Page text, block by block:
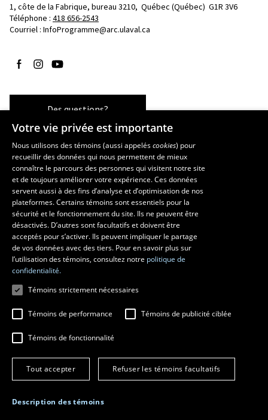
1, côte de la Fabrique, bureau 3210, Québec (Québec)  G1R 3V6
Téléphone : 418 656-2543
Courriel : InfoProgramme@arc.ulaval.ca
Suivez-nous sur Facebook
Suivez-nous sur Instagram
Suivez-nous sur YouTube
Des questions?
Les écoles et la recherche
École d’art
École supérieure d’aménagement du territoire et de développement
régional
École de design
Centre de recherche en aménagement et développement
© 2026 Université Laval
Tous droits réservés
Conditions générales d'utilisation
Fraude en ligne
Paramétrer les témoins
Votre vie privée est importante
Nous utilisons des témoins (aussi appeléscookies) pour
recueillir des données qui nous permettent de mieux
connaître le parcours des personnes qui visitent notre site
et de toujours améliorer votre expérience. Ces données
servent aussi à des fins d’analyse et d’optimisation de nos
plateformes. Certains témoins sont essentiels pour la
sécurité et le fonctionnement du site. Ils ne peuvent être
désactivés. D’autres sont facultatifs et doivent être
acceptés pour s’activer. Ils peuvent impliquer le partage
de vos données avec des tiers. Pour en savoir plus sur
l’utilisation des témoins, consultez notre politique de
confidentialité.
Témoins strictement nécessaires
Témoins de performance Témoins de publicité ciblée
Témoins de fonctionnalité
Tout accepter Refuser les témoins facultatifs
Description des témoins